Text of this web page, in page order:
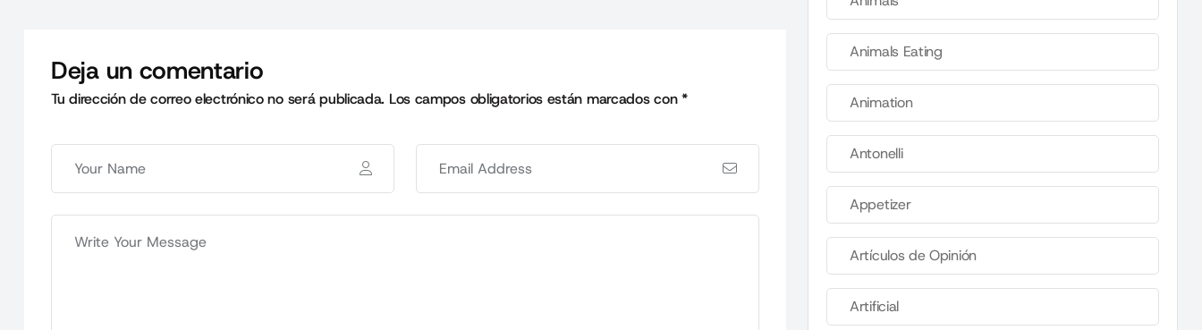
Deja un comentario
Tu dirección de correo electrónico no será publicada. Los campos obligatorios están marcados con*
Animals Eating
Animation
Antonelli
Appetizer
Artículos de Opinión
Artificial